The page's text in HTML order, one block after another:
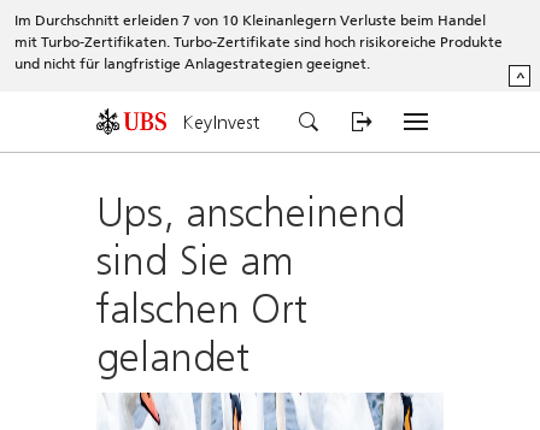
Im Durchschnitt erleiden 7 von 10 Kleinanlegern Verluste beim Handel
mit Turbo-Zertifikaten. Turbo-Zertifikate sind hoch risikoreiche Produkte
und nicht für langfristige Anlagestrategien geeignet.
^
KeyInvest
Ups, anscheinend
sind Sie am
falschen Ort
gelandet